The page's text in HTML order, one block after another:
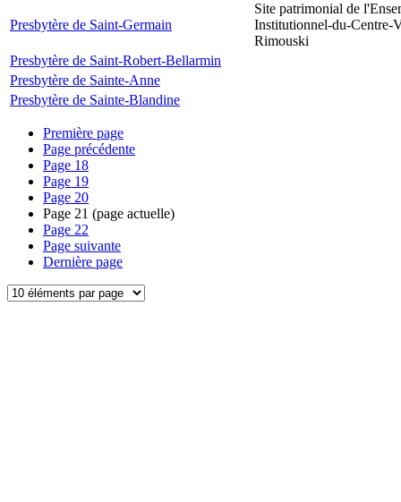
Presbytère de Saint-Germain
Site patrimonial de
Institutionnel-du-Centre-
Rimouski
Presbytère de Saint-Robert-Bellarmin
Presbytère de Sainte-Anne
Presbytère de Sainte-Blandine
Première page
Page précédente
Page 18
Page 19
Page 20
Page 21 (page actuelle)
Page 22
Page suivante
Dernière page